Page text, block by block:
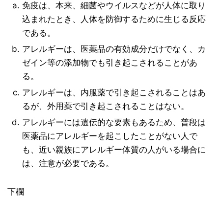
免疫は、本来、細菌やウイルスなどが人体に取り
込まれたとき、人体を防御するために生じる反応
である。
アレルギーは、医薬品の有効成分だけでなく、カ
ゼイン等の添加物でも引き起こされることがあ
る。
アレルギーは、内服薬で引き起こされることはあ
るが、外用薬で引き起こされることはない。
アレルギーには遺伝的な要素もあるため、普段は
医薬品にアレルギーを起こしたことがない人で
も、近い親族にアレルギー体質の人がいる場合に
は、注意が必要である。
下欄